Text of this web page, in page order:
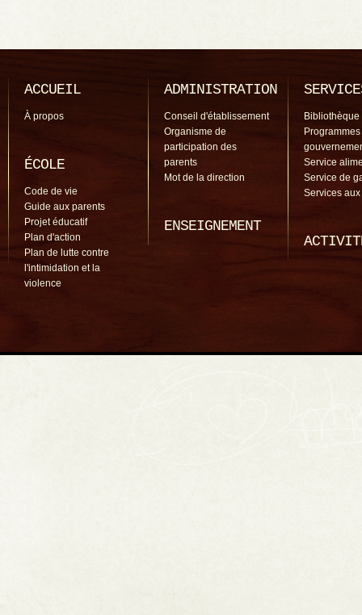
ACCUEIL
À propos
ÉCOLE
Code de vie
Guide aux parents
Projet éducatif
Plan d'action
Plan de lutte contre
l'intimidation et la
violence
ADMINISTRATION
Conseil d'établissement
Organisme de
participation des
parents
Mot de la direction
ENSEIGNEMENT
Bibliothèque
Programmes
Service
Service de
Services